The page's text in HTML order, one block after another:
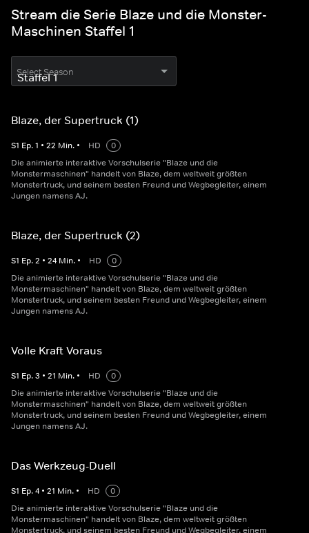
Stream die Serie Blaze und die Monster-
Maschinen Staffel 1
Select Season
Blaze, der Supertruck (1)
S1 Ep.1 • 22 Min. • HD
0
Die animierte interaktive Vorschulserie "Blaze und die
Monstermaschinen" handelt von Blaze, dem weltweit größten
Monstertruck, und seinem besten Freund und Wegbegleiter, einem
Jungen namens AJ.
Blaze, der Supertruck (2)
S1 Ep.2 • 24 Min. • HD
0
Die animierte interaktive Vorschulserie "Blaze und die
Monstermaschinen" handelt von Blaze, dem weltweit größten
Monstertruck, und seinem besten Freund und Wegbegleiter, einem
Jungen namens AJ.
Volle Kraft Voraus
S1 Ep.3 • 21 Min. • HD
0
Die animierte interaktive Vorschulserie "Blaze und die
Monstermaschinen" handelt von Blaze, dem weltweit größten
Monstertruck, und seinem besten Freund und Wegbegleiter, einem
Jungen namens AJ.
Das Werkzeug-Duell
S1 Ep.4 • 21 Min. • HD
0
Die animierte interaktive Vorschulserie "Blaze und die
Monstermaschinen" handelt von Blaze, dem weltweit größten
Monstertruck, und seinem besten Freund und Wegbegleiter, einem